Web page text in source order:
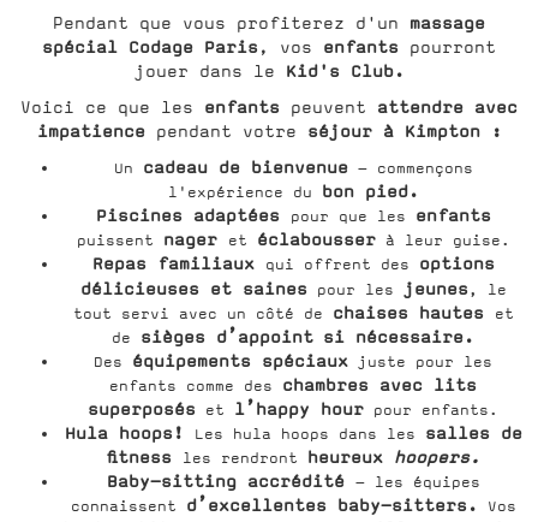
Pendant que vous profiterez d'un massage
spécial Codage Paris, vos enfants
pourront
jouer dans le Kid's Club.
Voici ce que les enfants peuvent attendre avec
impatiencependant votre séjour à Kimpton :
Un cadeau de bienvenue– commençons
l'expérience du bon pied.
Piscines adaptées
pour que les enfants
puissent nager et éclabousserà leur guise.
Repas familiaux qui offrent des options
délicieuses et sainespour les jeunes, le
tout servi avec un côté de chaises hautes
et
de sièges d’appoint si nécessaire.
Des équipements spéciaux juste pour les
enfants comme des chambres avec lits
superposés et l’happy hour pour enfants.
Hula hoops! Les hula hoops dans les salles de
fitness
les rendront heureux hoopers.
Baby-sitting accrédité - les équipes
connaissent d’excellentes baby-sitters. Vos